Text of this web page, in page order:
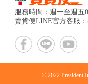
服務時間：週一至週五
賣貨便LINE官方客服：
© 2022 President